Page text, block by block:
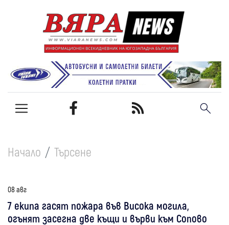
Начало Търсене
08 авг
7 екипа гасят пожара във Висока могила,
огънят засегна две къщи и върви към Сопово